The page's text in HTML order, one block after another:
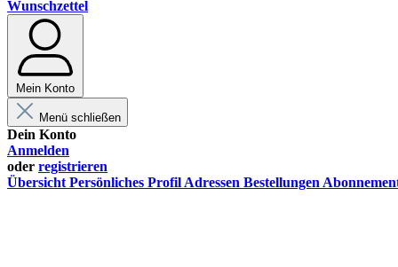
Wunschzettel
Mein Konto
Menü schließen
Dein Konto
Anmelden
oder registrieren
Übersicht Persönliches Profil Adressen Bestellungen